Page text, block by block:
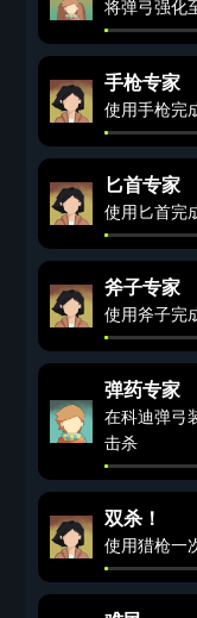
将弹弓强化
手枪专家
使用手枪完
匕首专家
使用匕首完
斧子专家
使用斧子完
弹药专家
在科迪弹弓
击杀
双杀！
使用猎枪一